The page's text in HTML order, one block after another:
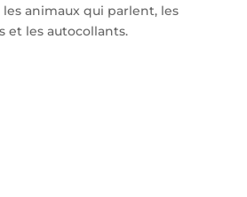
animaux qui parlent, les
et les autocollants.